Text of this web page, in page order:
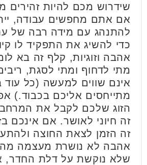
שידרוש מכם להיות זהירים
אם אתם מחפשים עבודה,
להתנהג עם מידה רבה של
כדי להשיג את התפקיד לו
אהבה וזוגיות, קלף זה בא
מתי לדחוף ומתי לסגת,
אינם שווים למעשה (כל עוד
מתייחסים אליכם בכבוד.)
הזוג שלכם לקבל את
זה חיוני לאושר. אם אינכם
זה הזמן לצאת החוצה
אהבה לא נושרת מעצמה
שלא נוקשת על דלת